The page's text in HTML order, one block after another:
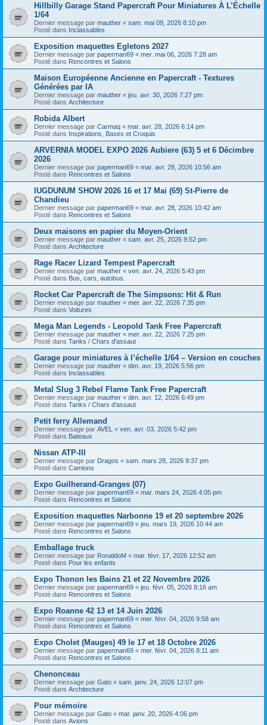
Hillbilly Garage Stand Papercraft Pour Miniatures À L’Échelle
1/64
Dernier message par mauther « sam. mai 09, 2026 8:10 pm
Posté dans Inclassables
Exposition maquettes Egletons 2027
Dernier message par paperman69 « mer. mai 06, 2026 7:28 am
Posté dans Rencontres et Salons
Maison Européenne Ancienne en Papercraft - Textures
Générées par IA
Dernier message par mauther « jeu. avr. 30, 2026 7:27 pm
Posté dans Architecture
Robida Albert
Dernier message par Carmaq « mar. avr. 28, 2026 6:14 pm
Posté dans Inspirations, Bases et Croquis
ARVERNIA MODEL EXPO 2026 Aubiere (63) 5 et 6 Décimbre
2026
Dernier message par paperman69 « mar. avr. 28, 2026 10:56 am
Posté dans Rencontres et Salons
lUGDUNUM SHOW 2026 16 et 17 Mai (69) St-Pierre de
Chandieu
Dernier message par paperman69 « mar. avr. 28, 2026 10:42 am
Posté dans Rencontres et Salons
Deux maisons en papier du Moyen-Orient
Dernier message par mauther « sam. avr. 25, 2026 9:52 pm
Posté dans Architecture
Rage Racer Lizard Tempest Papercraft
Dernier message par mauther « ven. avr. 24, 2026 5:43 pm
Posté dans Bus, cars, autobus.
Rocket Car Papercraft de The Simpsons: Hit & Run
Dernier message par mauther « mer. avr. 22, 2026 7:35 pm
Posté dans Voitures
Mega Man Legends - Leopold Tank Free Papercraft
Dernier message par mauther « mer. avr. 22, 2026 7:25 pm
Posté dans Tanks / Chars d'assaut
Garage pour miniatures à l’échelle 1/64 – Version en couches
Dernier message par mauther « dim. avr. 19, 2026 5:56 pm
Posté dans Inclassables
Metal Slug 3 Rebel Flame Tank Free Papercraft
Dernier message par mauther « dim. avr. 12, 2026 6:49 pm
Posté dans Tanks / Chars d'assaut
Petit ferry Allemand
Dernier message par AVEL « ven. avr. 03, 2026 5:42 pm
Posté dans Bateaux
Nissan ATP-III
Dernier message par Dragos « sam. mars 28, 2026 9:37 pm
Posté dans Camions
Expo Guilherand-Granges (07)
Dernier message par paperman69 « mar. mars 24, 2026 4:05 pm
Posté dans Rencontres et Salons
Exposition maquettes Narbonne 19 et 20 septembre 2026
Dernier message par paperman69 « jeu. mars 19, 2026 10:44 am
Posté dans Rencontres et Salons
Emballage truck
Dernier message par RonaldoM « mar. févr. 17, 2026 12:52 am
Posté dans Pour les enfants
Expo Thonon les Bains 21 et 22 Novembre 2026
Dernier message par paperman69 « jeu. févr. 05, 2026 8:16 am
Posté dans Rencontres et Salons
Expo Roanne 42 13 et 14 Juin 2026
Dernier message par paperman69 « mer. févr. 04, 2026 9:58 am
Posté dans Rencontres et Salons
Expo Cholet (Mauges) 49 le 17 et 18 Octobre 2026
Dernier message par paperman69 « mer. févr. 04, 2026 8:11 am
Posté dans Rencontres et Salons
Chenonceau
Dernier message par Gato « sam. janv. 24, 2026 12:07 pm
Posté dans Architecture
Pour mémoire
Dernier message par Gato « mar. janv. 20, 2026 4:06 pm
Posté dans Avions